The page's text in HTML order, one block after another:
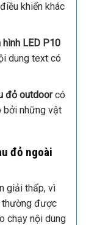
khiển khác
hình LED P10
dung text có
đỏ outdoorcó
bởi những vật
đỏ ngoài
giải thấp, vì
thường được
chạy nội dung